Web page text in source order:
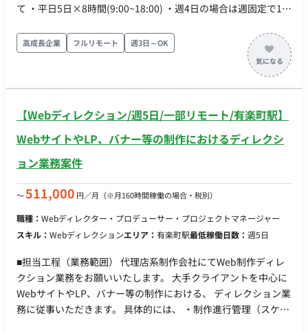
て ・平日5日×8時間(9:00~18:00) ・週4日の場合は週固定で1日
のすり合わせ、業務の優先順位立て）があるため、そちらに参
加いただきます。 ・作業報告：日ごとにフォーマットにそって
高成長企業 フルリモート 週3日～OK
【Webディレクション/週5日/一部リモート/有楽町駅】
WebサイトやLP、バナー等の制作におけるディレクシ
ョン業務案件
〜511,000 円／月 （※月160時間稼働の場合・税別）
職種： Webディレクター・プロデューサー・プロジェクトマネージャー
スキル： Webディレクションエリア： 有楽町駅最低稼働日数： 週5日
■担当工程（業務範囲） 代理店系制作会社にてWeb制作ディレ
クション業務をお願いいたします。 大手クライアントを中心に
WebサイトやLP、バナー等の制作における、 ディレクション業
務に従事いただきます。 具体的には、 ・制作進行管理（スケジ